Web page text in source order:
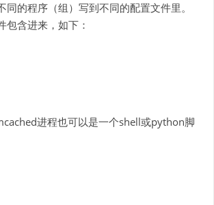
的程序（组）写到不同的配置文件里。
含进来，如下：
进程也可以是一个shell或python脚